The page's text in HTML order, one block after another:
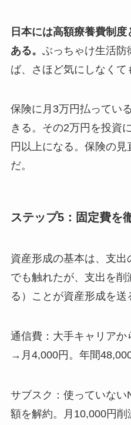
日本には高額療養費制
ある。 ぶっちゃけ生活防
ば、さほど気にしなくて
保険に月3万円払ってい
きる。その2万円を投資
円以上になる。保険の
だ。
ステップ5：固定費を
資産形成の基本は、支出
でも触れたが、支出を
る）ことが資産形成を送
通信費：大手キャリアか
→月4,000円。年間48,000
サブスク：使っていない
額を解約。月10,000円削